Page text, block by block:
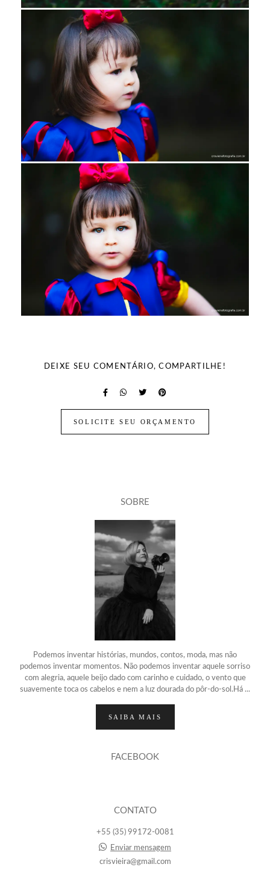
DEIXE SEU COMENTÁRIO, COMPARTILHE!
SOLICITE SEU ORÇAMENTO
SOBRE
Podemos inventar histórias, mundos, contos, moda, mas não
podemos inventar momentos. Não podemos inventar aquele sorriso
com alegria, aquele beijo dado com carinho e cuidado, o vento que
suavemente toca os cabelos e nem a luz dourada do pôr-do-sol.Há ...
SAIBA MAIS
FACEBOOK
CONTATO
+55 (35) 99172-0081
Enviar mensagem
crisvieira@gmail.com